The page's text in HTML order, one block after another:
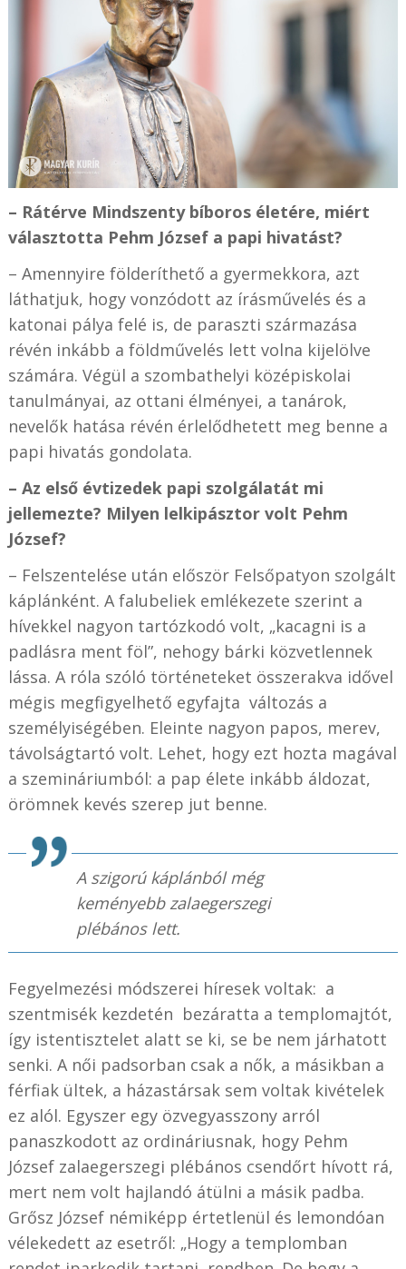
– Rátérve Mindszenty bíboros életére, miért
választotta Pehm József a papi hivatást?
– Amennyire földeríthető a gyermekkora, azt
láthatjuk, hogy vonzódott az írásművelés és a
katonai pálya felé is, de paraszti származása
révén inkább a földművelés lett volna kijelölve
számára. Végül a szombathelyi középiskolai
tanulmányai, az ottani élményei, a tanárok,
nevelők hatása révén érlelődhetett meg benne a
papi hivatás gondolata.
– Az első évtizedek papi szolgálatát mi
jellemezte? Milyen lelkipásztor volt Pehm
József?
– Felszentelése után először Felsőpatyon szolgált
káplánként. A falubeliek emlékezete szerint a
hívekkel nagyon tartózkodó volt, „kacagni is a
padlásra ment föl”, nehogy bárki közvetlennek
lássa. A róla szóló történeteket összerakva idővel
mégis megfigyelhető egyfajta változás a
személyiségében. Eleinte nagyon papos, merev,
távolságtartó volt. Lehet, hogy ezt hozta magával
a szemináriumból: a pap élete inkább áldozat,
örömnek kevés szerep jut benne.
A szigorú káplánból még
keményebb zalaegerszegi
plébános lett.
Fegyelmezési módszerei híresek voltak: a
szentmisék kezdetén bezáratta a templomajtót,
így istentisztelet alatt se ki, se be nem járhatott
senki. A női padsorban csak a nők, a másikban a
férfiak ültek, a házastársak sem voltak kivételek
ez alól. Egyszer egy özvegyasszony arról
panaszkodott az ordináriusnak, hogy Pehm
József zalaegerszegi plébános csendőrt hívott rá,
mert nem volt hajlandó átülni a másik padba.
Grősz József némiképp értetlenül és lemondóan
vélekedett az esetről: „Hogy a templomban